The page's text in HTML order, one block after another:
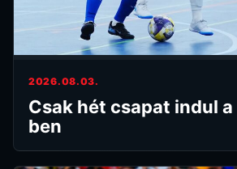
2026.08.03.
Csak hét csapat indul a
ben